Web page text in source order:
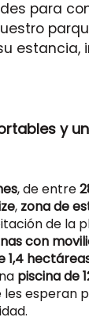
para
estancia,
y
, de entre
, zona de
de la
con
1,4
piscina de
esperan